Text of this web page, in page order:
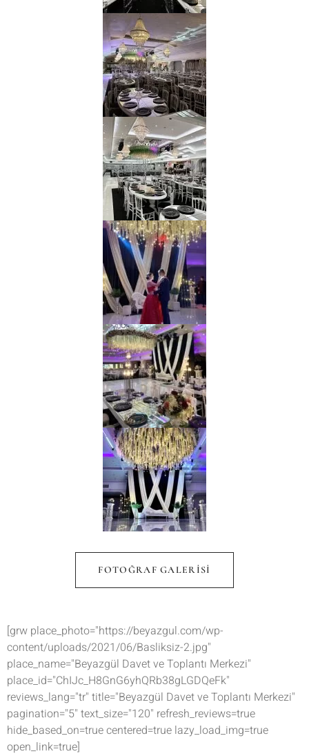
FOTOĞRAF GALERISI
[grw place_photo="https://beyazgul.com/wp-
content/uploads/2021/06/Basliksiz-2.jpg"
place_name="Beyazgül Davet ve Toplantı Merkezi"
place_id="ChIJc_H8GnG6yhQRb38gLGDQeFk"
reviews_lang="tr" title="Beyazgül Davet ve Toplantı Merkezi"
pagination="5" text_size="120" refresh_reviews=true
hide_based_on=true centered=true lazy_load_img=true
open_link=true]